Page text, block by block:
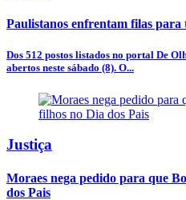
Paulistanos enfrentam filas
Dos 512 postos listados no portal De
abertos neste sábado (8). O...
Justiça
Moraes nega pedido para que
dos Pais